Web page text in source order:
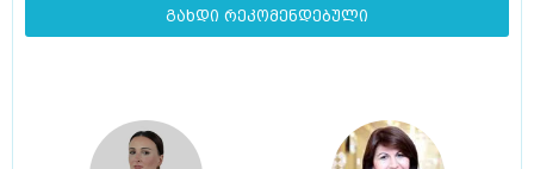
გახდი რეკომენდებული